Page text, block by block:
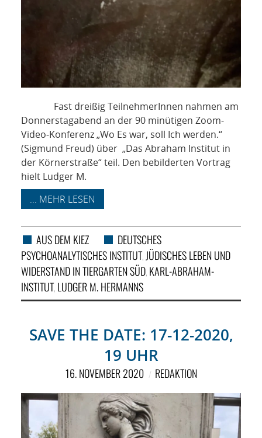
Fast dreißig TeilnehmerInnen nahmen am
Donnerstagabend an der 90 minütigen Zoom-
Video-Konferenz „Wo Es war, soll Ich werden.“
(Sigmund Freud) über „Das Abraham Institut in
der Körnerstraße“ teil. Den bebilderten Vortrag
hielt Ludger M.
... MEHR LESEN
AUS DEM KIEZ
DEUTSCHES
PSYCHOANALYTISCHES INSTITUT, JÜDISCHES LEBEN UND
WIDERSTAND IN TIERGARTEN SÜD, KARL-ABRAHAM-
INSTITUT, LUDGER M. HERMANNS
SAVE THE DATE: 17-12-2020,
19 UHR
16. NOVEMBER 2020 REDAKTION